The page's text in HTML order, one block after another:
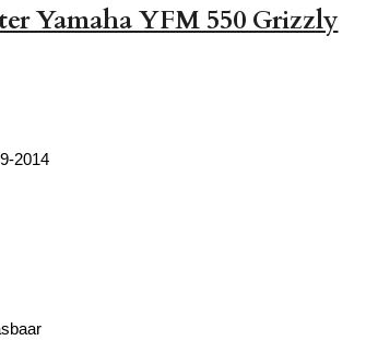
Yamaha YFM 550 Grizzly
2014